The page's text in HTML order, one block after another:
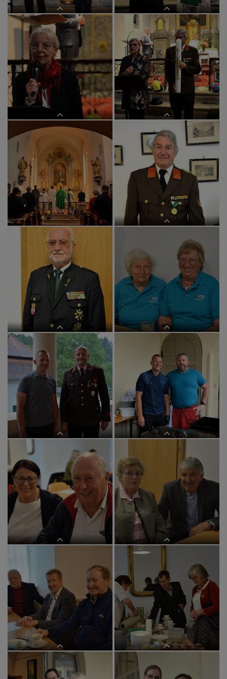
Fürbitte mit Symbol Fürbitte mit Symbol
Fürbitte Fürbitte mit Symbol
im BEGEGNUNGSzentrum
im BEGEGNUNGSzentrum im BEGEGNUNGSzentrum
im BEGEGNUNGSzentrum im BEGEGNUNGSzentrum
im BEGEGNUNGSzentrum im BEGEGNUNGSzentrum